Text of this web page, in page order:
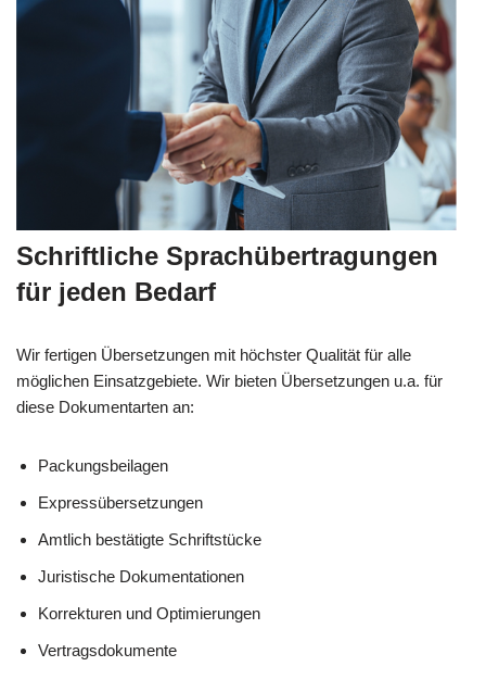
Schriftliche Sprachübertragungen
für jeden Bedarf
Wir fertigen Übersetzungen mit höchster Qualität für alle
möglichen Einsatzgebiete. Wir bieten Übersetzungen u.a. für
diese Dokumentarten an:
Packungsbeilagen
Expressübersetzungen
Amtlich bestätigte Schriftstücke
Juristische Dokumentationen
Korrekturen und Optimierungen
Vertragsdokumente